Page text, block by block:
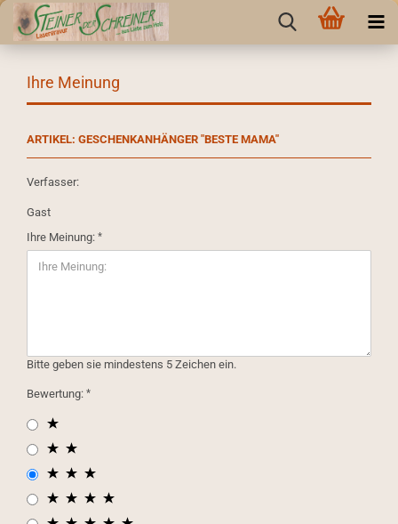
Ihre Meinung
ARTIKEL: GESCHENKANHÄNGER "BESTE MAMA"
Verfasser:
Gast
Ihre Meinung:
Bitte geben sie mindestens 5 Zeichen ein.
Bewertung: